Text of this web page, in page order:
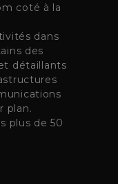
coté à la
dans
des
détaillants
plan.
plus de 50